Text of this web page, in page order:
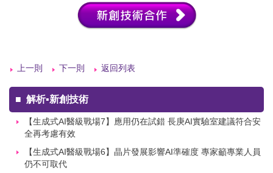
上一則 下一則 返回列表
■ 解析▪新創技術
【生成式AI醫級戰場7】應用仍在試錯 長庚AI實驗室建議符合安
全再考慮有效
【生成式AI醫級戰場6】晶片發展影響AI準確度 專家籲專業人員
仍不可取代